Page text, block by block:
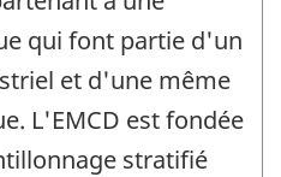
qui font partie d'un
et d'une même
L'EMCD est fondée
stratifié